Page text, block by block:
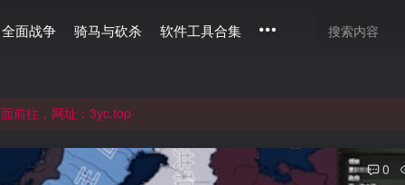
全面战争 骑马与砍杀 软件工具合集
前往，网址：3yc.top
续可通过langou123.com和www.langou123.com访问。旧网页可通
0